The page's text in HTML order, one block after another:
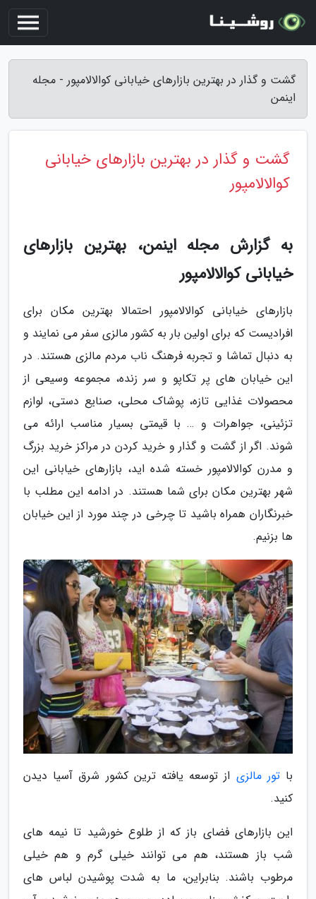
گشت و گذار در بهترین بازارهای خیابانی کوالالامپور - مجله
اینمن
گشت و گذار در بهترین بازارهای خیابانی
کوالالامپور
به گزارش مجله اینمن، بهترین بازارهای
خیابانی کوالالامپور
بازارهای خیابانی کوالالامپور احتمالا بهترین مکان برای
افرادیست که برای اولین بار به کشور مالزی سفر می نمایند و
به دنبال تماشا و تجربه فرهنگ ناب مردم مالزی هستند. در
این خیابان های پر تکاپو و سر زنده، مجموعه وسیعی از
محصولات غذایی تازه، پوشاک محلی، صنایع دستی، لوازم
تزئینی، جواهرات و … با قیمتی بسیار مناسب ارائه می
شوند. اگر از گشت و گذار و خرید کردن در مراکز خرید بزرگ
و مدرن کوالالامپور خسته شده اید، بازارهای خیابانی این
شهر بهترین مکان برای شما هستند. در ادامه این مطلب با
خبرنگاران همراه باشید تا چرخی در چند مورد از این خیابان
ها بزنیم.
باتور مالزی از توسعه یافته ترین کشور شرق آسیا دیدن
کنید.
این بازارهای فضای باز که از طلوع خورشید تا نیمه های
شب باز هستند، هم می توانند خیلی گرم و هم خیلی
مرطوب باشند. بنابراین، ما به شدت پوشیدن لباس های